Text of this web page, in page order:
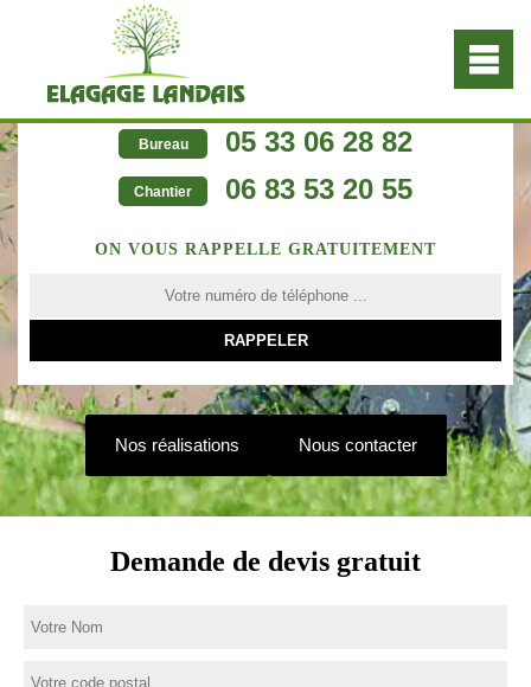
Bureau 05 33 06 28 82
Chantier 06 83 53 20 55
ON VOUS RAPPELLE GRATUITEMENT
Nos réalisations Nous contacter
Demande de devis gratuit